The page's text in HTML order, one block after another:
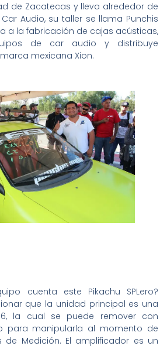
de Zacatecas y lleva alrededor de
Audio, su taller se llama Punchis
a la fabricación de cajas acústicas,
de car audio y distribuye
mexicana Xion.
cuenta este Pikachu SPLero?
que la unidad principal es una
la cual se puede remover con
para manipularla al momento de
Medición. El amplificador es un